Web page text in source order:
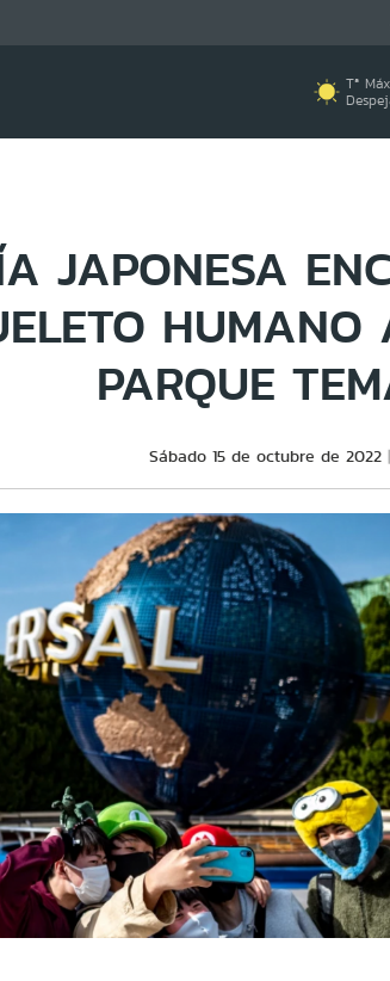
Tª
JAPONESA
PARQUE
Sábado 15 de octubre de 2022